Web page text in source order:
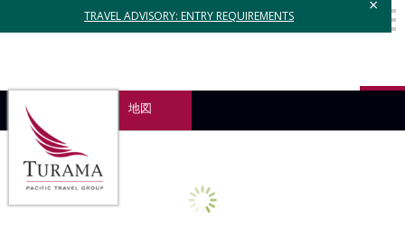
TRAVEL ADVISORY: ENTRY REQUIREMENTS
×
地図